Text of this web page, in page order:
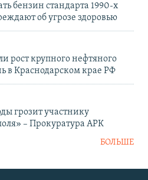
бензин стандарта 1990-х
об угрозе здоровью
рост крупного нефтяного
в Краснодарском крае РФ
грозит участнику
– Прокуратура АРК
БОЛЬШЕ